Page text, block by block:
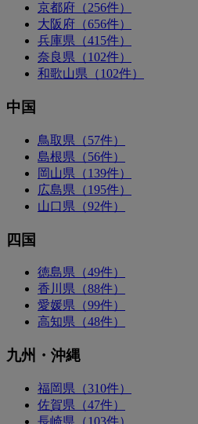
京都府（256件）
大阪府（656件）
兵庫県（415件）
奈良県（102件）
和歌山県（102件）
中国
鳥取県（57件）
島根県（56件）
岡山県（139件）
広島県（195件）
山口県（92件）
四国
徳島県（49件）
香川県（88件）
愛媛県（99件）
高知県（48件）
九州・沖縄
福岡県（310件）
佐賀県（47件）
長崎県（103件）